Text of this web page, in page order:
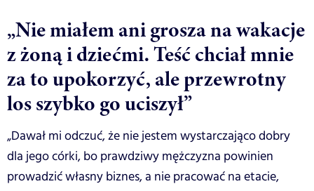
„Nie miałem ani grosza na wakacje
z żoną i dziećmi. Teść chciał mnie
za to upokorzyć, ale przewrotny
los szybko go uciszył”
„Dawał mi odczuć, że nie jestem wystarczająco dobry
dla jego córki, bo prawdziwy mężczyzna powinien
prowadzić własny biznes, a nie pracować na etacie,